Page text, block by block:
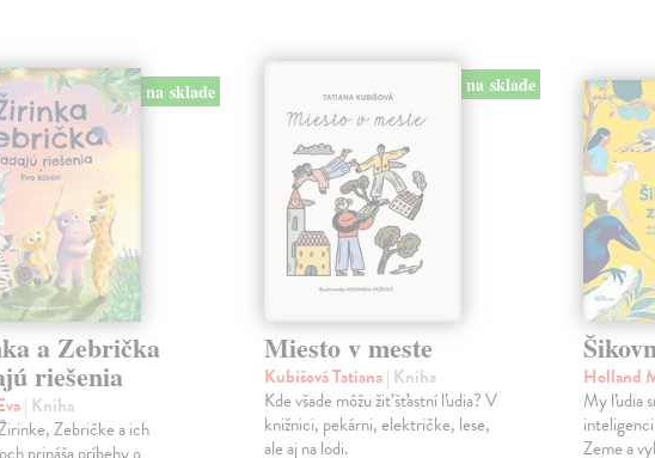
na sklade
a Zebrička
riešenia
| Kniha
Zebričke a ich
na sklade
Miesto v meste
Kubišová Tatiana| Kniha
Kde všade môžu žiť šťastní ľudia? V
knižnici, pekárni, električke, lese,
ale aj na lodi.
Holland
My ľudia
Zeme a